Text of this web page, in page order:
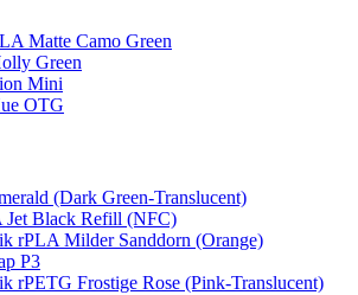
Matte Camo Green
Green
Mini
OTG
(Dark Green-Translucent)
Jet Black Refill (NFC)
rPLA Milder Sanddorn (Orange)
P3
rPETG Frostige Rose (Pink-Translucent)